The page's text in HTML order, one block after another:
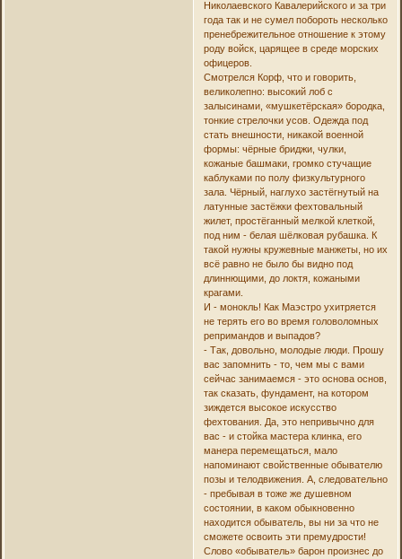
Николаевского Кавалерийского и за три
года так и не сумел побороть несколько
пренебрежительное отношение к этому
роду войск, царящее в среде морских
офицеров.
Смотрелся Корф, что и говорить,
великолепно: высокий лоб с
залысинами, «мушкетёрская» бородка,
тонкие стрелочки усов. Одежда под
стать внешности, никакой военной
формы: чёрные бриджи, чулки,
кожаные башмаки, громко стучащие
каблуками по полу физкультурного
зала. Чёрный, наглухо застёгнутый на
латунные застёжки фехтовальный
жилет, простёганный мелкой клеткой,
под ним - белая шёлковая рубашка. К
такой нужны кружевные манжеты, но их
всё равно не было бы видно под
длиннющими, до локтя, кожаными
крагами.
И - монокль! Как Маэстро ухитряется
не терять его во время головоломных
репримандов и выпадов?
- Так, довольно, молодые люди. Прошу
вас запомнить - то, чем мы с вами
сейчас занимаемся - это основа основ,
так сказать, фундамент, на котором
зиждется высокое искусство
фехтования. Да, это непривычно для
вас - и стойка мастера клинка, его
манера перемещаться, мало
напоминают свойственные обывателю
позы и телодвижения. А, следовательно
- пребывая в тоже же душевном
состоянии, в каком обыкновенно
находится обыватель, вы ни за что не
сможете освоить эти премудрости!
Слово «обыватель» барон произнес до